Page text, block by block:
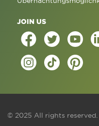
JOIN US
© 2025 All rights reserved.